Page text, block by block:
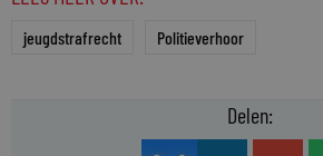
jeugdstrafrecht Politieverhoor
Delen: